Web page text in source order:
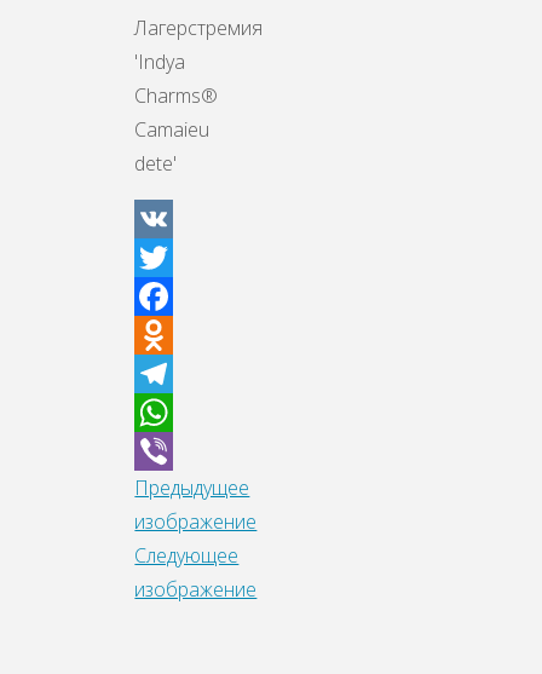
Лагерстремия
'Indya
Charms®
Camaieu
dete'
VK
Twitter
Facebook
Odnoklassniki
Telegram
WhatsApp
Viber
Предыдущее
изображение
Следующее
изображение